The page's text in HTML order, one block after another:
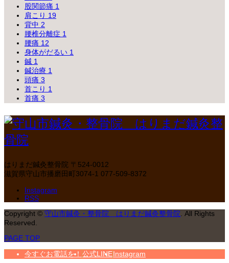
股関節痛 1
肩こり 19
背中 2
腰椎分離症 1
腰痛 12
身体がだるい 1
鍼 1
鍼治療 1
頭痛 3
首こり 1
首痛 3
はりまだ鍼灸整骨院 〒524-0012
滋賀県守山市播磨田町3074-1 077-509-8372
Instagram
RSS
Copyright © 守山市鍼灸・整骨院 はりまだ鍼灸整骨院 . All Rights
Reserved.
PAGE TOP
今すぐお電話を！ 公式LINEInstagram